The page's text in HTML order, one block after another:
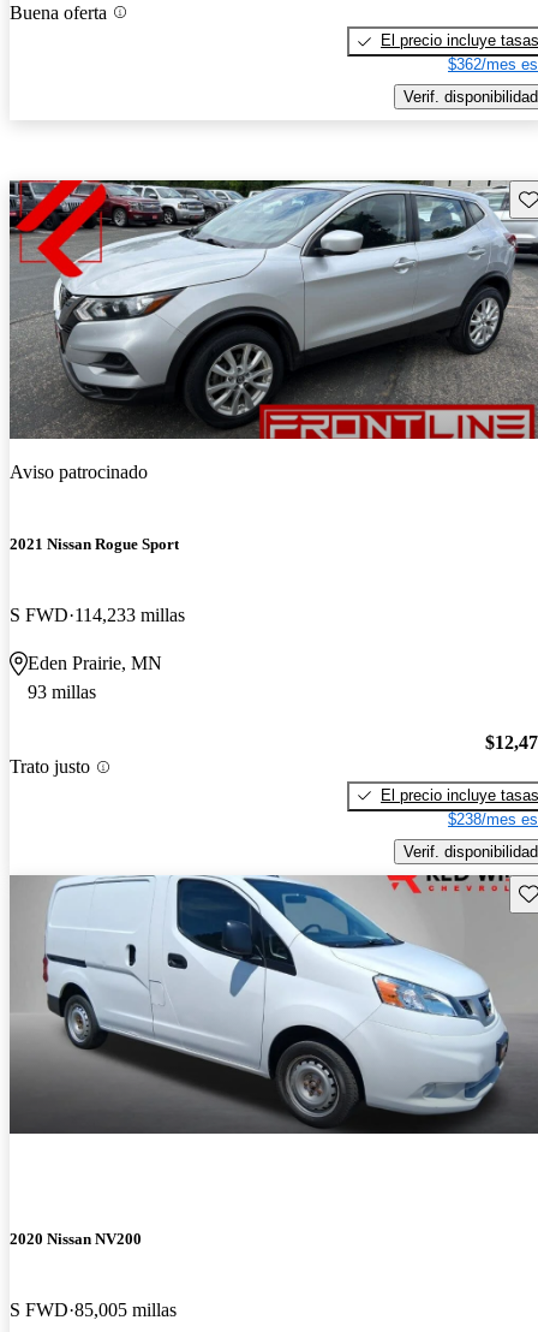
Buena oferta
El precio incluye tasas
$362/mes
Verif. disponibilidad
Aviso patrocinado
2021 Nissan Rogue Sport
S FWD 114,233 millas
Eden Prairie, MN
93 millas
Trato justo
El precio incluye tasas
$238/mes
Verif. disponibilidad
2020 Nissan NV200
S FWD 85,005 millas